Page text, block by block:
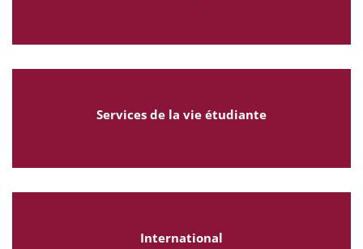
Services de la vie étudiante
International